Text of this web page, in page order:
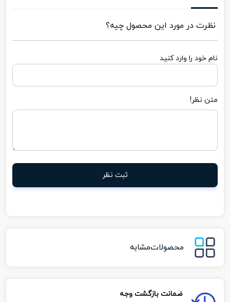
نظرت در مورد این محصول چیه؟
نام خود را وارد کنید
متن نظر!
ثبت نظر
محصولاتمشابه
ضمانت بازگشت وجه